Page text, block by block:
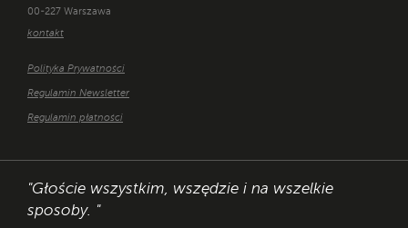
00-227 Warszawa
kontakt
Polityka Prywatności
Regulamin Newsletter
Regulamin płatności
"Głoście wszystkim, wszędzie i na wszelkie
sposoby. "